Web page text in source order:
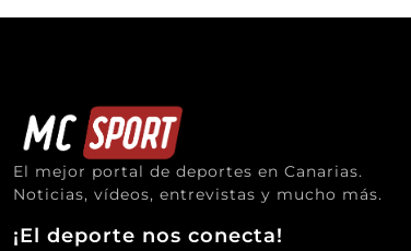
El mejor portal de deportes en Canarias.
Noticias, vídeos, entrevistas y mucho más.
¡El deporte nos conecta!